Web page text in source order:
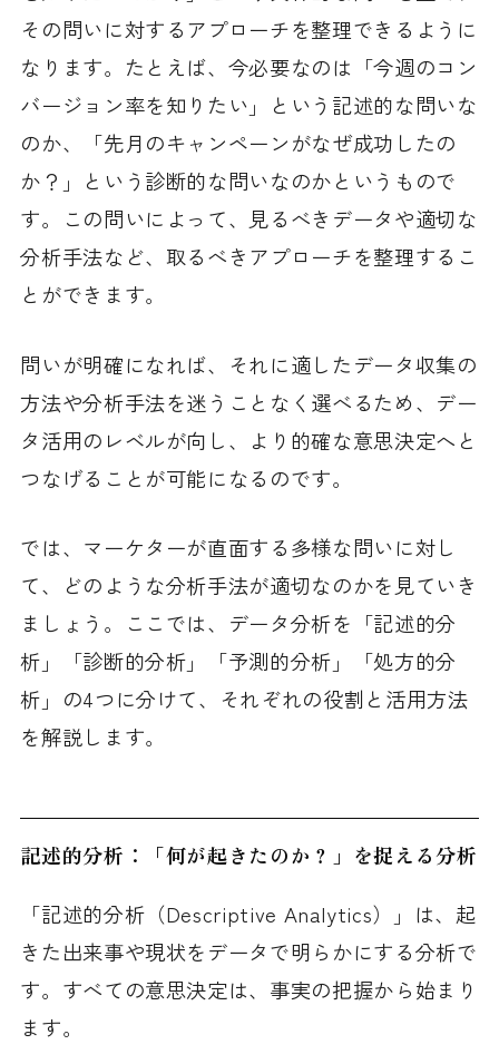
その問いに対するアプローチを整理できるように
なります。たとえば、今必要なのは「今週のコン
バージョン率を知りたい」という記述的な問いな
のか、「先月のキャンペーンがなぜ成功したの
か？」という診断的な問いなのかというもので
す。この問いによって、見るべきデータや適切な
分析手法など、取るべきアプローチを整理するこ
とができます。
問いが明確になれば、それに適したデータ収集の
方法や分析手法を迷うことなく選べるため、デー
タ活用のレベルが向し、より的確な意思決定へと
つなげることが可能になるのです。
では、マーケターが直面する多様な問いに対し
て、どのような分析手法が適切なのかを見ていき
ましょう。ここでは、データ分析を「記述的分
析」「診断的分析」「予測的分析」「処方的分
析」の4つに分けて、それぞれの役割と活用方法
を解説します。
記述的分析：「何が起きたのか？」を捉える分析
「記述的分析（Descriptive Analytics）」は、起
きた出来事や現状をデータで明らかにする分析で
す。すべての意思決定は、事実の把握から始まり
ます。